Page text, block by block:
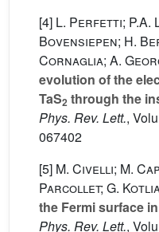
[4] L. Perfetti; P.A.
Bovensiepen; H.
Cornaglia; A.
evolution of the
TaS2 through the
Phys. Rev. Lett.,
067402
[5] M. Civelli; M.
Parcollet; G.
the Fermi surface
Phys. Rev. Lett.,